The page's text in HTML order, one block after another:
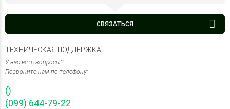
СВЯЗАТЬСЯ
ТЕХНИЧЕСКАЯ ПОДДЕРЖКА
У вас есть вопросы?
Позвоните нам по телефону:
()
(099) 644-79-22